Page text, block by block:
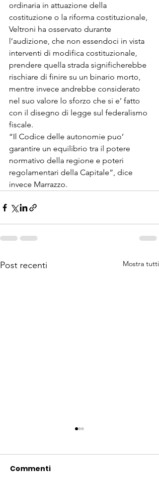
ordinaria in attuazione della
costituzione o la riforma costituzionale,
Veltroni ha osservato durante
l’audizione, che non essendoci in vista
interventi di modifica costituzionale,
prendere quella strada significherebbe
rischiare di finire su un binario morto,
mentre invece andrebbe considerato
nel suo valore lo sforzo che si e’ fatto
con il disegno di legge sul federalismo
fiscale.
“Il Codice delle autonomie puo’
garantire un equilibrio tra il potere
normativo della regione e poteri
regolamentari della Capitale”, dice
invece Marrazzo.
Post recenti Mostra tutti
Commenti